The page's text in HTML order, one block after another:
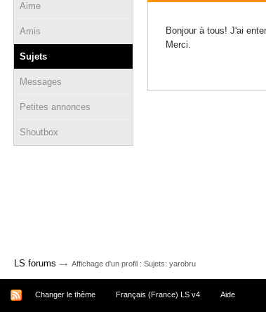
Aime
Amis
Sujets
Messages
Petites annonces
Shoutbox
Bonjour à tous! J'ai
Merci.
LS forums → Affichage d'un profil : Sujets: yarobru
Changer le thème Français (France) LS v4 Aide